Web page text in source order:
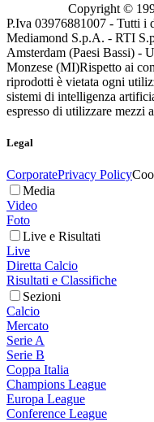
Copyright ©
P.Iva 03976881007 - Tutti i
Mediamond S.p.A. - RTI
Amsterdam (Paesi Bassi) -
Monzese (MI)Rispetto ai
riprodotti è vietata ogni
sistemi di intelligenza
espresso di utilizzare mezzi
Legal
CorporatePrivacy Policy
Media
Video
Foto
Live e Risultati
Live
Diretta Calcio
Risultati e Classifiche
Sezioni
Calcio
Mercato
Serie A
Serie B
Coppa Italia
Champions League
Europa League
Conference League